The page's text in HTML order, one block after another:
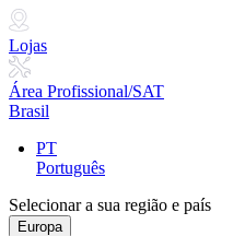
Lojas
Área Profissional/SAT
Brasil
PT
Português
Selecionar a sua região e país
Europa